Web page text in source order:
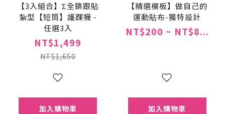
【3入組合】Σ全鎖跟貼
紮型【短筒】護踝襪 -
任選3入
NT$1,499
NT$1,650
加入購物車
【精選模板】做自己的
運動貼布-獨特設計
NT$200 ~ NT$8...
加入購物車